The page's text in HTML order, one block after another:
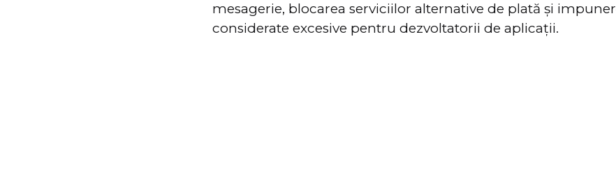
mesagerie, blocarea serviciilor alternative de plată și
considerate excesive pentru dezvoltatorii de aplicații.